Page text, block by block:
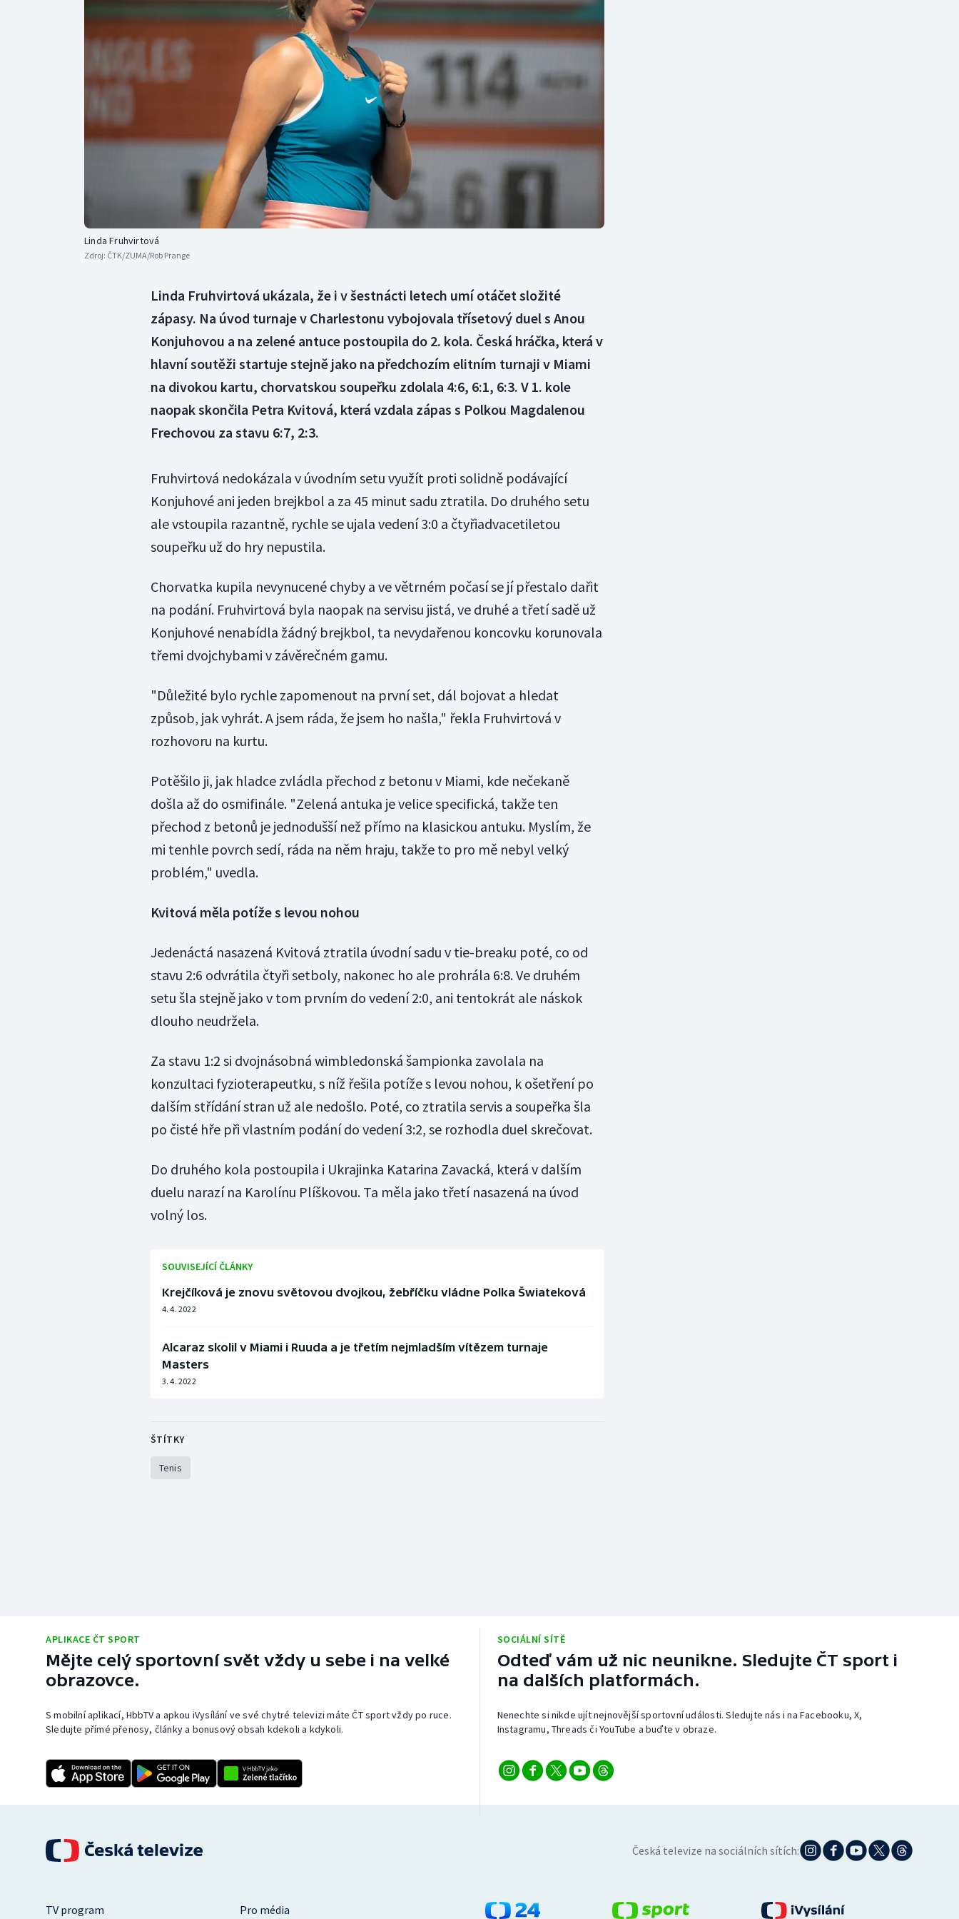
Curling
Dostihy
Florbal
Futsal
Golf
Gymnastika
Moderní pětiboj
Motorsport
Olympijské hry
Parasport
Plavání
Plážový volejbal
Triatlon
Veslování
Vodní slalom
Ostatní
Linda Fruhvirtová
Zdroj: ČTK/ZUMA/Rob Prange
Linda Fruhvirtová ukázala, že i v šestnácti letech umí otáčet složité
zápasy. Na úvod turnaje v Charlestonu vybojovala třísetový duel s Anou
Konjuhovou a na zelené antuce postoupila do 2. kola. Česká hráčka, která v
hlavní soutěži startuje stejně jako na předchozím elitním turnaji v Miami
na divokou kartu, chorvatskou soupeřku zdolala 4:6, 6:1, 6:3. V 1. kole
naopak skončila Petra Kvitová, která vzdala zápas s Polkou Magdalenou
Frechovou za stavu 6:7, 2:3.
Fruhvirtová nedokázala v úvodním setu využít proti solidně podávající
Konjuhové ani jeden brejkbol a za 45 minut sadu ztratila. Do druhého setu
ale vstoupila razantně, rychle se ujala vedení 3:0 a čtyřiadvacetiletou
soupeřku už do hry nepustila.
Chorvatka kupila nevynucené chyby a ve větrném počasí se jí přestalo dařit
na podání. Fruhvirtová byla naopak na servisu jistá, ve druhé a třetí sadě už
Konjuhové nenabídla žádný brejkbol, ta nevydařenou koncovku korunovala
třemi dvojchybami v závěrečném gamu.
"Důležité bylo rychle zapomenout na první set, dál bojovat a hledat
způsob, jak vyhrát. A jsem ráda, že jsem ho našla," řekla Fruhvirtová v
rozhovoru na kurtu.
Potěšilo ji, jak hladce zvládla přechod z betonu v Miami, kde nečekaně
došla až do osmifinále. "Zelená antuka je velice specifická, takže ten
přechod z betonů je jednodušší než přímo na klasickou antuku. Myslím, že
mi tenhle povrch sedí, ráda na něm hraju, takže to pro mě nebyl velký
problém," uvedla.
Kvitová měla potíže s levou nohou
Jedenáctá nasazená Kvitová ztratila úvodní sadu v tie-breaku poté, co od
stavu 2:6 odvrátila čtyři setboly, nakonec ho ale prohrála 6:8. Ve druhém
setu šla stejně jako v tom prvním do vedení 2:0, ani tentokrát ale náskok
dlouho neudržela.
Za stavu 1:2 si dvojnásobná wimbledonská šampionka zavolala na
konzultaci fyzioterapeutku, s níž řešila potíže s levou nohou, k ošetření po
dalším střídání stran už ale nedošlo. Poté, co ztratila servis a soupeřka šla
po čisté hře při vlastním podání do vedení 3:2, se rozhodla duel skrečovat.
Do druhého kola postoupila i Ukrajinka Katarina Zavacká, která v dalším
duelu narazí na Karolínu Plíškovou. Ta měla jako třetí nasazená na úvod
volný los.
SOUVISEJÍCÍ ČLÁNKY
Krejčíková je znovu světovou dvojkou, žebříčku vládne Polka Šwiateková
4. 4. 2022
Alcaraz skolil v Miami i Ruuda a je třetím nejmladším vítězem turnaje
Masters
3. 4. 2022
ŠTÍTKY
Tenis
APLIKACE ČT SPORT
Mějte celý sportovní svět vždy u sebe i na velké
obrazovce.
S mobilní aplikací, HbbTV a apkou iVysílání ve své chytré televizi máte ČT sport vždy po ruce.
Sledujte přímé přenosy, články a bonusový obsah kdekoli a kdykoli.
SOCIÁLNÍ SÍTĚ
Odteď vám už nic neunikne. Sledujte ČT sport i
na dalších platformách.
Nenechte si nikde ujít nejnovější sportovní události. Sledujte nás i na Facebooku, X,
Instagramu, Threads či YouTube a buďte v obraze.
Česká televize na sociálních sítích:
TV program
Pro média